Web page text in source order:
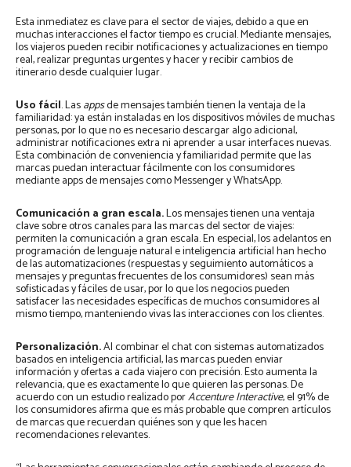
Esta inmediatez es clave para el sector de viajes, debido a que en
muchas interacciones el factor tiempo es crucial. Mediante mensajes,
los viajeros pueden recibir notificaciones y actualizaciones en tiempo
real, realizar preguntas urgentes y hacer y recibir cambios de
itinerario desde cualquier lugar.
Uso fácil. Lasappsde mensajes también tienen la ventaja de la
familiaridad: ya están instaladas en los dispositivos móviles de muchas
personas, por lo que no es necesario descargar algo adicional,
administrar notificaciones extra ni aprender a usar interfaces nuevas.
Esta combinación de conveniencia y familiaridad permite que las
marcas puedan interactuar fácilmente con los consumidores
mediante apps de mensajes como Messenger y WhatsApp.
Comunicación a gran escala.Los mensajes tienen una ventaja
clave sobre otros canales para las marcas del sector de viajes:
permiten la comunicación a gran escala. En especial, los adelantos en
programación de lenguaje natural e inteligencia artificial han hecho
de las automatizaciones (respuestas y seguimiento automáticos a
mensajes y preguntas frecuentes de los consumidores) sean más
sofisticadas y fáciles de usar, por lo que los negocios pueden
satisfacer las necesidades específicas de muchos consumidores al
mismo tiempo, manteniendo vivas las interacciones con los clientes.
Personalización.Al combinar el chat con sistemas automatizados
basados en inteligencia artificial, las marcas pueden enviar
información y ofertas a cada viajero con precisión. Esto aumenta la
relevancia, que es exactamente lo que quieren las personas. De
acuerdo con un estudio realizado porAccenture Interactive, el 91% de
los consumidores afirma que es más probable que compren artículos
de marcas que recuerdan quiénes son y que les hacen
recomendaciones relevantes.